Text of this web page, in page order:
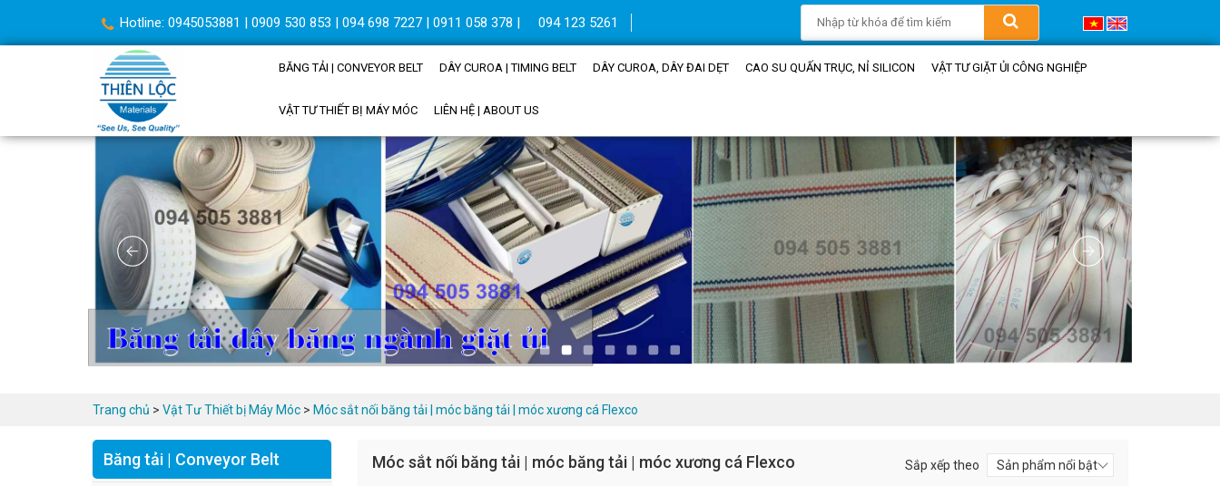
Hotline: 0945053881 | 0909 530 853 | 094 698 7227 | 0911 058 378 | 094 123 5261
BĂNG TẢI | CONVEYOR BELT DÂY CUROA | TIMING BELT DÂY CUROA, DÂY ĐAI DẸT CAO SU QUẤN TRỤC, NỈ SILICON VẬT TƯ GIẶT ỦI CÔNG NGHIỆP
VẬT TƯ THIẾT BỊ MÁY MÓC LIÊN HỆ | ABOUT US
Trang chủ > Vật Tư Thiết bị Máy Móc > Móc sắt nối băng tải | móc băng tải | móc xương cá Flexco
Băng tải | Conveyor Belt Móc sắt nối băng tải | móc băng tải | móc xương cá Flexco Sắp xếp theo